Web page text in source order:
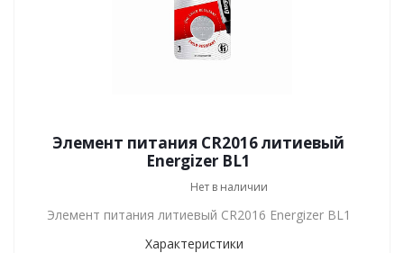
Элемент питания CR2016 литиевый
Energizer BL1
Нет в наличии
Элемент питания литиевый CR2016 Energizer BL1
Характеристики